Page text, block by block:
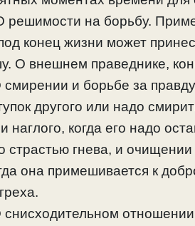
решимости на борьбу.
конец жизни может
О внешнем праведнике,
и борьбе за
другого или надо
наглого, когда его надо
страстью гнева, и
она примешивается к